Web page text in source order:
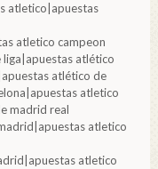
atletico|apuestas
atletico campeon
atlético
atlético de
atletico
madrid real
atletico
atletico